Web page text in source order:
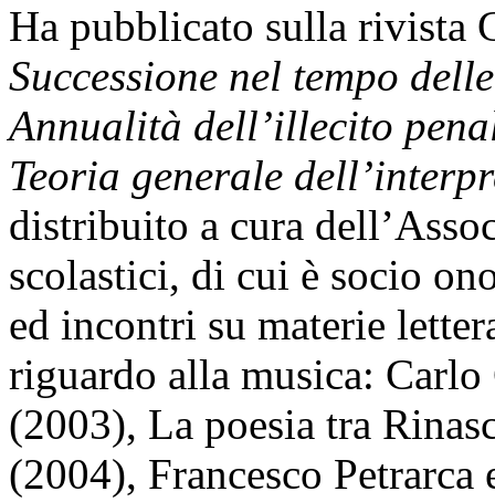
Ha pubblicato sulla rivista
Successione nel tempo
Annualità dell’illecito
Teoria generale
distribuito a cura
scolastici, di cui è socio
ed incontri su materie
riguardo alla musica: Carlo
(2003), La poesia tra
(2004), Francesco